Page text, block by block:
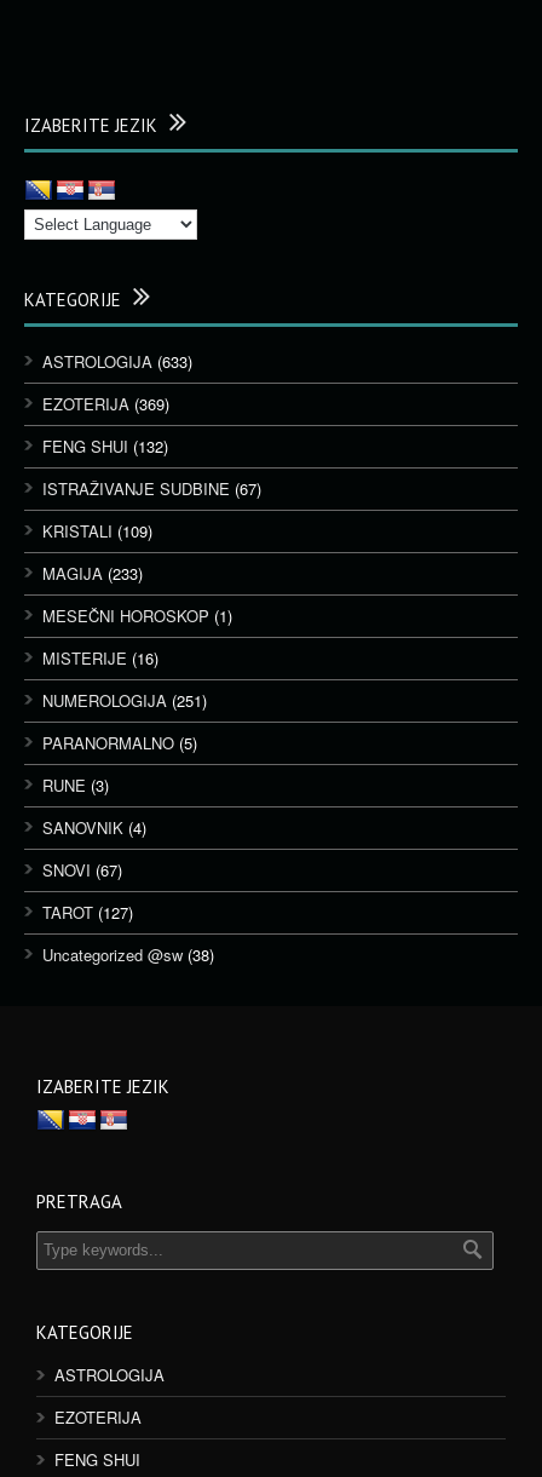
IZABERITE JEZIK
KATEGORIJE
ASTROLOGIJA (633)
EZOTERIJA (369)
FENG SHUI (132)
ISTRAŽIVANJE SUDBINE (67)
KRISTALI (109)
MAGIJA (233)
MESEČNI HOROSKOP (1)
MISTERIJE (16)
NUMEROLOGIJA (251)
PARANORMALNO (5)
RUNE (3)
SANOVNIK (4)
SNOVI (67)
TAROT (127)
Uncategorized @sw (38)
IZABERITE JEZIK
PRETRAGA
KATEGORIJE
ASTROLOGIJA
EZOTERIJA
FENG SHUI